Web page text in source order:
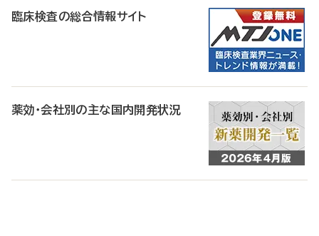
臨床検査の総合情報サイト
薬効・会社別の主な国内開発状況